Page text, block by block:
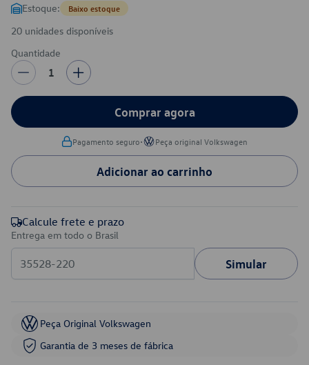
Estoque: Baixo estoque
20 unidades disponíveis
Quantidade
1
Comprar agora
Pagamento seguro• Peça original Volkswagen
Adicionar ao carrinho
Calcule frete e prazo
Entrega em todo o Brasil
Simular
Peça Original Volkswagen
Garantia de 3 meses de fábrica